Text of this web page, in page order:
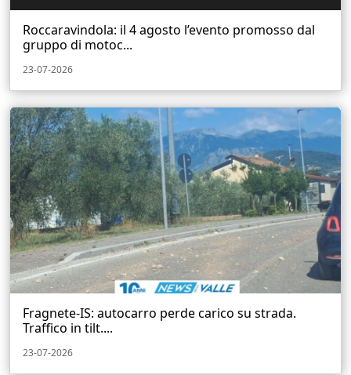
Roccaravindola: il 4 agosto l’evento promosso dal
gruppo di motoc...
23-07-2026
Fragnete-IS: autocarro perde carico su strada.
Traffico in tilt....
23-07-2026